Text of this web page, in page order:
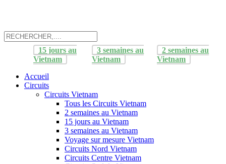
15 jours au
Vietnam
3 semaines au
Vietnam
2 semaines au
Vietnam
Accueil
Circuits
Circuits Vietnam
Tous les Circuits Vietnam
2 semaines au Vietnam
15 jours au Vietnam
3 semaines au Vietnam
Voyage sur mesure Vietnam
Circuits Nord Vietnam
Circuits Centre Vietnam